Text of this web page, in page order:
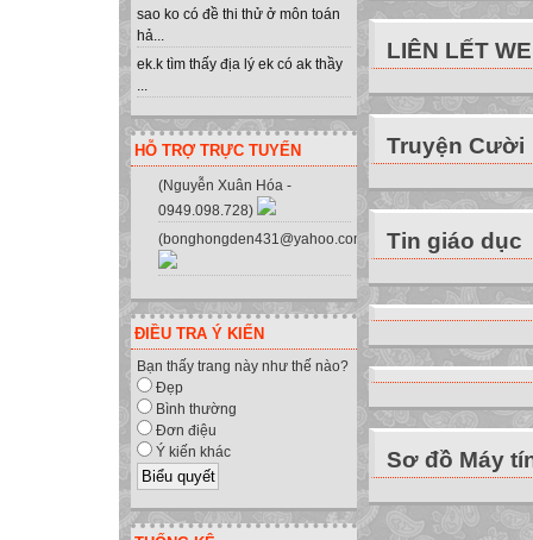
sao ko có đề thi thử ở môn toán
hả...
ek.k tìm thấy địa lý ek có ak thầy
...
HỖ TRỢ TRỰC TUYẾN
(Nguyễn Xuân Hóa -
0949.098.728)
(bonghongden431@yahoo.com.vn)
ĐIỀU TRA Ý KIẾN
Bạn thấy trang này như thế nào?
Đẹp
Bình thường
Đơn điệu
Ý kiến khác
LIÊN LẾT
Truyện Cười
Tin giáo dục
Sơ đồ Máy